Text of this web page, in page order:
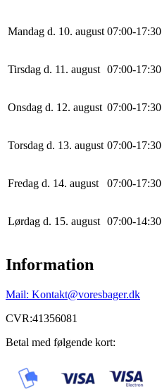
Mandag d. 10. august 07:00-17:30
Tirsdag d. 11. august 07:00-17:30
Onsdag d. 12. august 07:00-17:30
Torsdag d. 13. august 07:00-17:30
Fredag d. 14. august 07:00-17:30
Lørdag d. 15. august 07:00-14:30
Information
Mail: Kontakt@voresbager.dk
CVR:41356081
Betal med følgende kort: